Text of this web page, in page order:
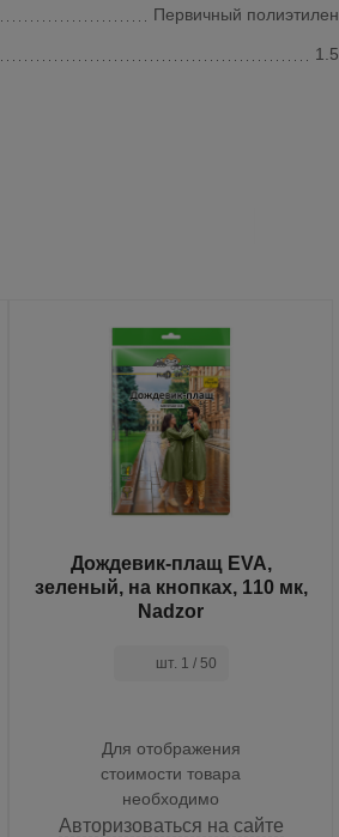
Первичный полиэтилен
1.5
Дождевик-плащ EVA,
зеленый, на кнопках, 110 мк,
Nadzor
шт. 1 / 50
Для отображения
стоимости товара
необходимо
Авторизоваться на сайте